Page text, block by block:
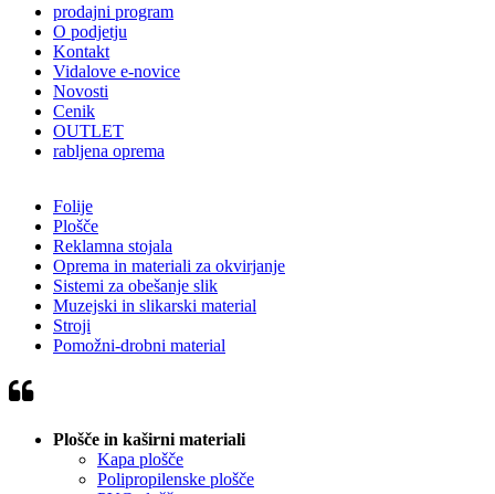
prodajni program
O podjetju
Kontakt
Vidalove e-novice
Novosti
Cenik
OUTLET
rabljena oprema
Folije
Plošče
Reklamna stojala
Oprema in materiali za okvirjanje
Sistemi za obešanje slik
Muzejski in slikarski material
Stroji
Pomožni-drobni material
Plošče in kaširni materiali
Kapa plošče
Polipropilenske plošče